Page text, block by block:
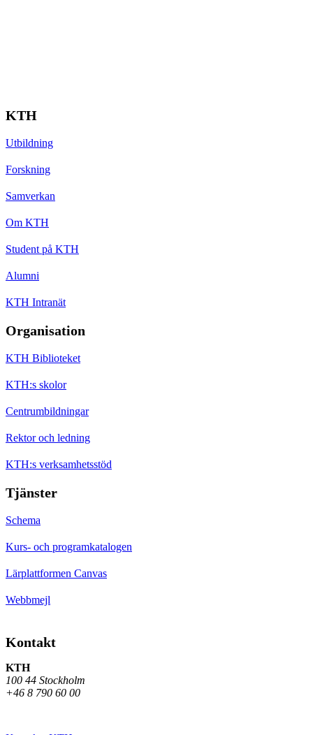
KTH
Utbildning
Forskning
Samverkan
Om KTH
Student på KTH
Alumni
KTH Intranät
Organisation
KTH Biblioteket
KTH:s skolor
Centrumbildningar
Rektor och ledning
KTH:s verksamhetsstöd
Tjänster
Schema
Kurs- och programkatalogen
Lärplattformen Canvas
Webbmejl
Kontakt
KTH
100 44 Stockholm
+46 8 790 60 00